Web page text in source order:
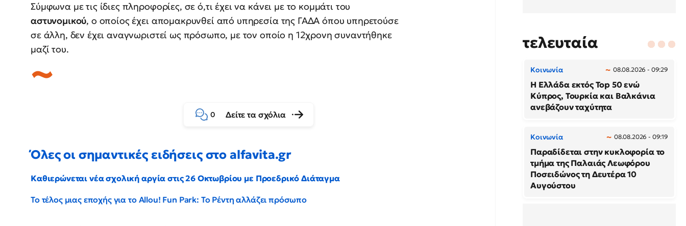
Σύμφωνα με τις ίδιες πληροφορίες, σε ό,τι έχει να κάνει με το κομμάτι του
αστυνομικού, ο οποίος έχει απομακρυνθεί από υπηρεσία της ΓΑΔΑ όπου υπηρετούσε
σε άλλη, δεν έχει αναγνωριστεί ως πρόσωπο, με τον οποίο η 12χρονη συναντήθηκε
μαζί του.
0 Δείτε τα σχόλια
Όλες οι σημαντικές ειδήσεις στο alfavita.gr
Καθιερώνεται νέα σχολική αργία στις 26 Οκτωβρίου με Προεδρικό Διάταγμα
Το τέλος μιας εποχής για το Allou! Fun Park: Το Ρέντη αλλάζει πρόσωπο
τελευταία
Κοινωνία 08.08.2026 - 09:29
Η Ελλάδα εκτός Top 50 ενώ
Κύπρος, Τουρκία και Βαλκάνια
ανεβάζουν ταχύτητα
Κοινωνία 08.08.2026 - 09:19
Παραδίδεται στην κυκλοφορία το
τμήμα της Παλαιάς Λεωφόρου
Ποσειδώνος τη Δευτέρα 10
Αυγούστου